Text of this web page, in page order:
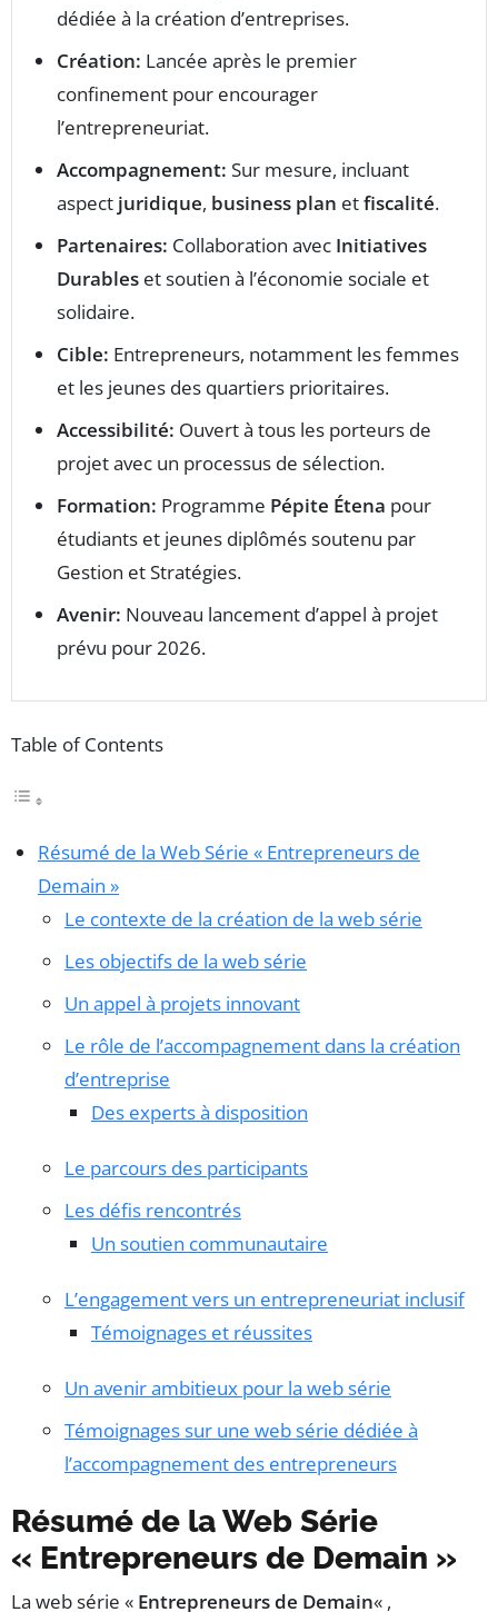
dédiée à la création d’entreprises.
Création: Lancée après le premier
confinement pour encourager
l’entrepreneuriat.
Accompagnement: Sur mesure, incluant
aspect juridique, business plan etfiscalité.
Partenaires: Collaboration avec Initiatives
Durables et soutien à l’économie sociale et
solidaire.
Cible: Entrepreneurs, notamment les femmes
et les jeunes des quartiers prioritaires.
Accessibilité: Ouvert à tous les porteurs de
projet avec un processus de sélection.
Formation: Programme Pépite Étena pour
étudiants et jeunes diplômés soutenu par
Gestion et Stratégies.
Avenir: Nouveau lancement d’appel à projet
prévu pour 2026.
Table of Contents
Résumé de la Web Série « Entrepreneurs de
Demain »
Le contexte de la création de la web série
Les objectifs de la web série
Un appel à projets innovant
Le rôle de l’accompagnement dans la création
d’entreprise
Des experts à disposition
Le parcours des participants
Les défis rencontrés
Un soutien communautaire
L’engagement vers un entrepreneuriat inclusif
Témoignages et réussites
Un avenir ambitieux pour la web série
Témoignages sur une web série dédiée à
l’accompagnement des entrepreneurs
Résumé de la Web Série
« Entrepreneurs de Demain »
La web série « Entrepreneurs de Demain« ,